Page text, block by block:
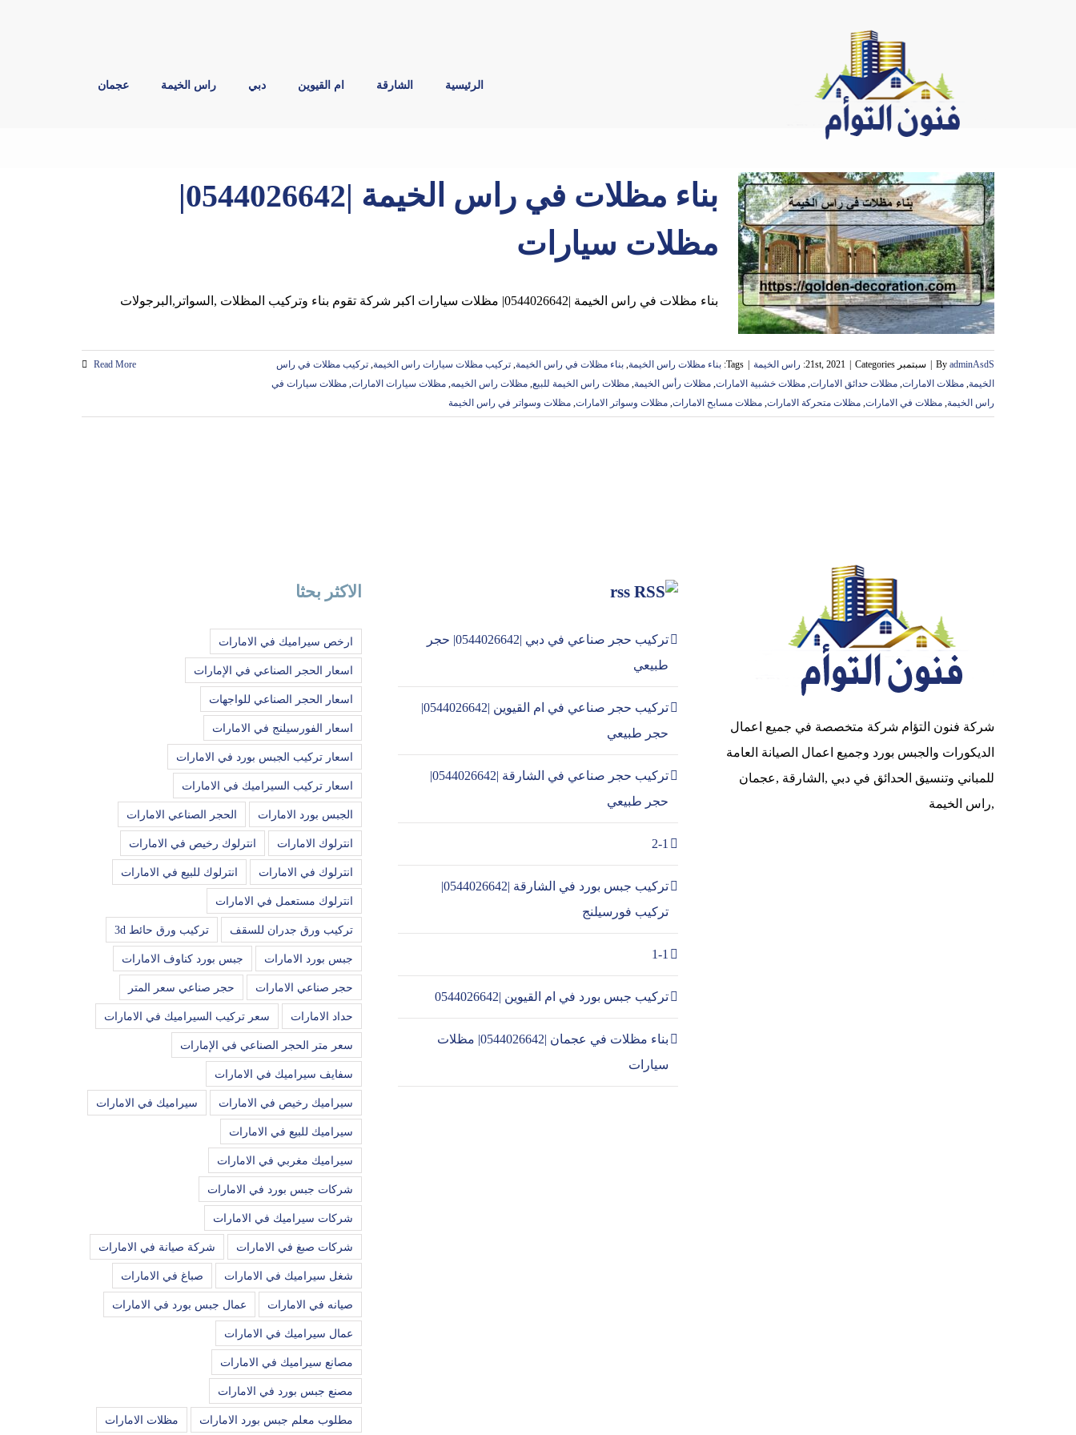
الرئيسية الشارقة ام القيوين دبي راس الخيمة عجمان
بناء مظلات في راس الخيمة |0544026642|
مظلات سيارات
بناء مظلات في راس الخيمة |0544026642| مظلات سيارات اكبر شركة تقوم بناء وتركيب المظلات ,السواتر,البرجولات
By adminAsdS سبتمبر 21st, 2021 Categories: راس الخيمة Tags: ‏بناء مظلات راس الخيمة, بناء مظلات في راس الخيمة, تركيب مظلات سيارات راس الخيمة, تركيب مظلات في راس
الخيمة, مظلات الامارات, مظلات حدائق الامارات, مظلات خشبية الامارات, مظلات رأس الخيمة, مظلات راس الخيمة للبيع, مظلات راس الخيمه, مظلات سيارات الامارات, مظلات سيارات في
راس الخيمة, مظلات في الامارات, مظلات متحركة الامارات, مظلات مسابح الامارات, مظلات وسواتر الامارات, ‏مظلات وسواتر في راس الخيمة
Read More
شركة فنون التؤام شركة متخصصة في جميع اعمال
الديكورات والجبس بورد وجميع اعمال الصيانة العامة
للمباني وتنسيق الحدائق في دبي ,الشارقة ,عجمان
,راس الخيمة
rss
تركيب حجر صناعي في دبي |0544026642| حجر
طبيعي
تركيب حجر صناعي في ام القيوين |0544026642|
حجر طبيعي
تركيب حجر صناعي في الشارقة |0544026642|
حجر طبيعي
2-1
تركيب جبس بورد في الشارقة |0544026642|
تركيب فورسيلنج
1-1
تركيب جبس بورد في ام القيوين |0544026642
بناء مظلات في عجمان |0544026642| مظلات
سيارات
الاكثر بحثا
ارخص سيراميك في الامارات
اسعار الحجر الصناعي في الإمارات
اسعار الحجر الصناعي للواجهات
اسعار الفورسيلنج في الامارات
اسعار تركيب الجبس بورد في الامارات
اسعار تركيب السيراميك في الامارات
الجبس بورد الامارات الحجر الصناعي الامارات
انترلوك الامارات انترلوك رخيص في الامارات
انترلوك في الامارات انترلوك للبيع في الامارات
انترلوك مستعمل في الامارات
تركيب ورق جدران للسقف تركيب ورق حائط 3d
جبس بورد الامارات جبس بورد كناوف الامارات
حجر صناعي الامارات حجر صناعي سعر المتر
حداد الامارات سعر تركيب السيراميك في الامارات
سعر متر الحجر الصناعي في الإمارات
سفايف سيراميك في الامارات
سيراميك رخيص في الامارات سيراميك في الامارات
سيراميك للبيع في الامارات
سيراميك مغربي في الامارات
شركات جبس بورد في الامارات
شركات سيراميك في الامارات
شركات صبغ في الامارات شركة صيانة في الامارات
شغل سيراميك في الامارات صباغ في الامارات
صيانه في الامارات عمال جبس بورد في الامارات
عمال سيراميك في الامارات
مصانع سيراميك في الامارات
مصنع جبس بورد في الامارات
مطلوب معلم جبس بورد الامارات مظلات الامارات